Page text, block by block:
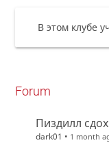
В этом клубе
Forum
Пиздилл
dark01 • 1 month